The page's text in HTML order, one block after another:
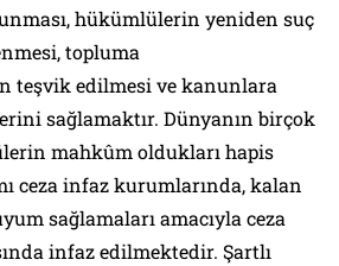
hükümlülerin yeniden suç
topluma
teşvik edilmesi ve kanunlara
sağlamaktır. Dünyanın birçok
mahkûm oldukları hapis
ceza infaz kurumlarında, kalan
sağlamaları amacıyla ceza
infaz edilmektedir. Şartlı